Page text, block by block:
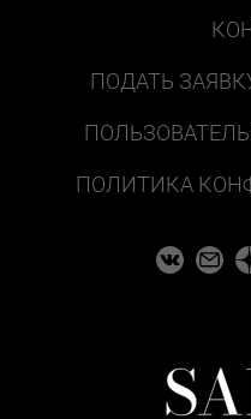
ПОДАТЬ
ПОЛИТИКА